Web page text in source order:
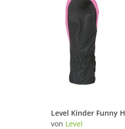
Level Kinder Funny
von Level